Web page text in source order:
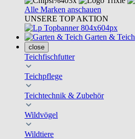
Alle Marken anschauen
UNSERE TOP AKTION
Garten & Teich
close
Teichfischfutter
Teichpflege
Teichtechnik & Zubehör
Wildvögel
Wildtiere